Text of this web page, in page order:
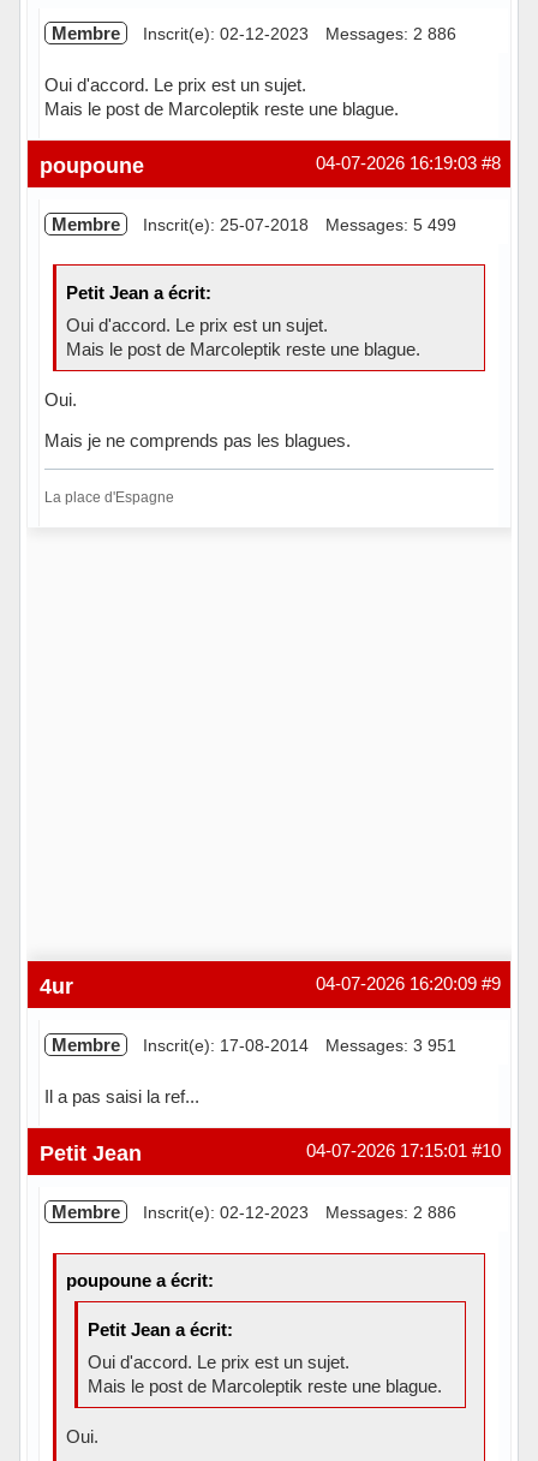
Membre Inscrit(e): 02-12-2023 Messages: 2 886
Oui d'accord. Le prix est un sujet.
Mais le post de Marcoleptik reste une blague.
Hors ligne #8
04-07-2026 16:19:03
poupoune
Membre Inscrit(e): 25-07-2018 Messages: 5 499
Petit Jean a écrit:
Oui d'accord. Le prix est un sujet.
Mais le post de Marcoleptik reste une blague.
Oui.
Mais je ne comprends pas les blagues.
La place d'Espagne
#9
04-07-2026 16:20:09
4ur
Membre Inscrit(e): 17-08-2014 Messages: 3 951
Il a pas saisi la ref...
Hors ligne #10
04-07-2026 17:15:01
Petit Jean
Membre Inscrit(e): 02-12-2023 Messages: 2 886
poupoune a écrit:
Petit Jean a écrit:
Oui d'accord. Le prix est un sujet.
Mais le post de Marcoleptik reste une blague.
Oui.